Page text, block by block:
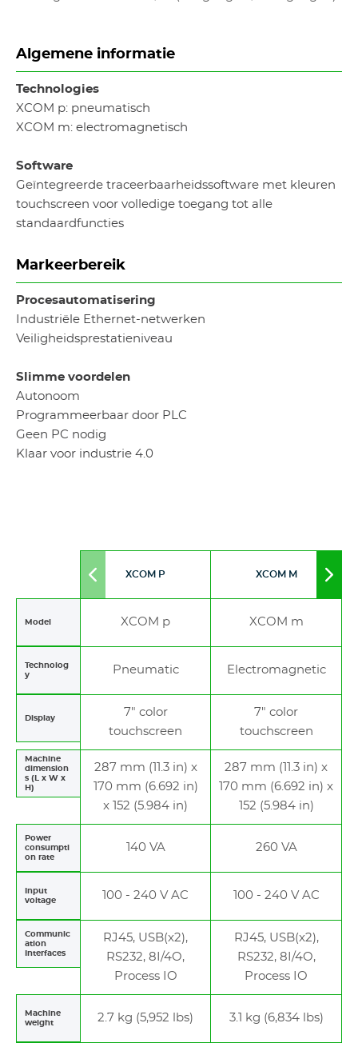
Algemene informatie
Technologies
XCOM p: pneumatisch
XCOM m: electromagnetisch
Software
Geïntegreerde traceerbaarheidssoftware met kleuren
touchscreen voor volledige toegang tot alle
standaardfuncties
Markeerbereik
Procesautomatisering
Industriële Ethernet-netwerken
Veiligheidsprestatieniveau
Slimme voordelen
Autonoom
Programmeerbaar door PLC
Geen PC nodig
Klaar voor industrie 4.0
MoveXCOM P XCOM M
Model XCOM p XCOM m
Technolog
y
Pneumatic Electromagnetic
Display
7" color
touchscreen
7" color
touchscreen
Machine
dimension
s (L x W x
H)
287 mm (11.3 in) x
170 mm (6.692 in)
x 152 (5.984 in)
287 mm (11.3 in) x
170 mm (6.692 in) x
152 (5.984 in)
Power
consumpti
on rate
140 VA 260 VA
Input
voltage
100 - 240 V AC 100 - 240 V AC
Communic
ation
Interfaces
RJ45, USB(x2),
RS232, 8I/4O,
Process IO
RJ45, USB(x2),
RS232, 8I/4O,
Process IO
Machine
weight
2.7 kg (5,952 lbs) 3.1 kg (6,834 lbs)